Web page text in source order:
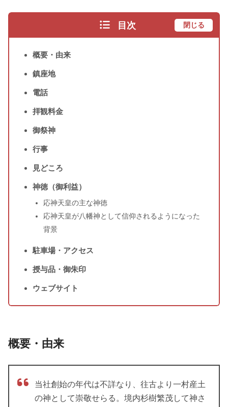
目次 閉じる
概要・由来
鎮座地
電話
拝観料金
御祭神
行事
見どころ
神徳（御利益）
応神天皇の主な神徳
応神天皇が八幡神として信仰されるようになった
背景
駐車場・アクセス
授与品・御朱印
ウェブサイト
概要・由来
当社創始の年代は不詳なり、往古より一村産土
の神として崇敬せらる。境内杉樹繁茂して神さ